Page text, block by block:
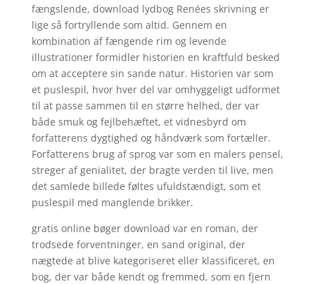
fængslende, download lydbog Renées skrivning er
lige så fortryllende som altid. Gennem en
kombination af fængende rim og levende
illustrationer formidler historien en kraftfuld besked
om at acceptere sin sande natur. Historien var som
et puslespil, hvor hver del var omhyggeligt udformet
til at passe sammen til en større helhed, der var
både smuk og fejlbehæftet, et vidnesbyrd om
forfatterens dygtighed og håndværk som fortæller.
Forfatterens brug af sprog var som en malers pensel,
streger af genialitet, der bragte verden til live, men
det samlede billede føltes ufuldstændigt, som et
puslespil med manglende brikker.
gratis online bøger download var en roman, der
trodsede forventninger, en sand original, der
nægtede at blive kategoriseret eller klassificeret, en
bog, der var både kendt og fremmed, som en fjern